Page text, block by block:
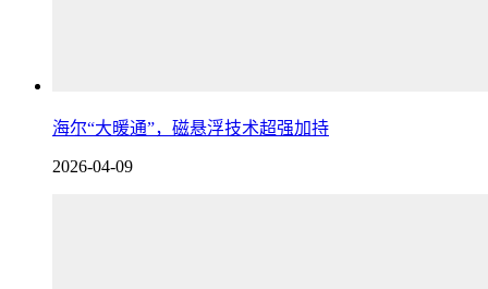
海尔“大暖通”，磁悬浮技术超强加持
2026-04-09